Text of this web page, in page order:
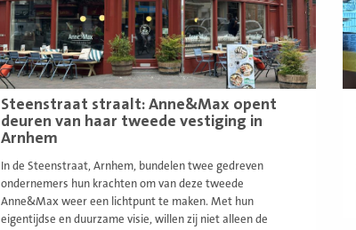
Steenstraat straalt: Anne&Max opent
deuren van haar tweede vestiging in
Arnhem
In de Steenstraat, Arnhem, bundelen twee gedreven
ondernemers hun krachten om van deze tweede
Anne&Max weer een lichtpunt te maken. Met hun
eigentijdse en duurzame visie, willen zij niet alleen de